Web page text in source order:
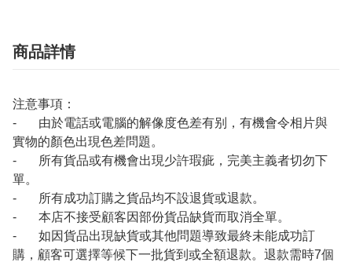
商品詳情
注意事項：
- 由於電話或電腦的解像度色差有别，有機會令相片與
實物的顏色出現色差問題。
- 所有貨品或有機會出現少許瑕疵，完美主義者切勿下
單。
- 所有成功訂購之貨品均不設退貨或退款。
- 本店不接受顧客因部份貨品缺貨而取消全單。
- 如因貨品出現缺貨或其他問題導致最終未能成功訂
購，顧客可選擇等候下一批貨到或全額退款。退款需時7個